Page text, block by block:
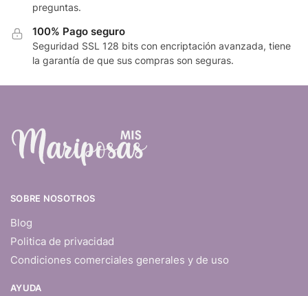
preguntas.
100% Pago seguro
Seguridad SSL 128 bits con encriptación avanzada, tiene
la garantía de que sus compras son seguras.
SOBRE NOSOTROS
Blog
Politica de privacidad
Condiciones comerciales generales y de uso
AYUDA